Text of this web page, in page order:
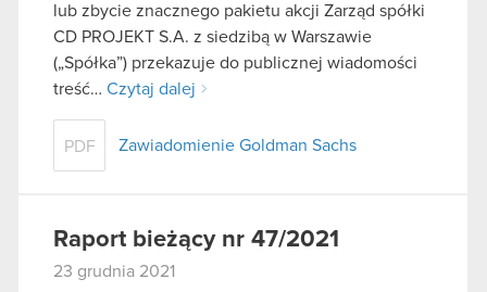
lub zbycie znacznego pakietu akcji Zarząd spółki
CD PROJEKT S.A. z siedzibą w Warszawie
(„Spółka”) przekazuje do publicznej wiadomości
treść… Czytaj dalej
PDF Zawiadomienie Goldman Sachs
Raport bieżący nr 47/2021
23 grudnia 2021